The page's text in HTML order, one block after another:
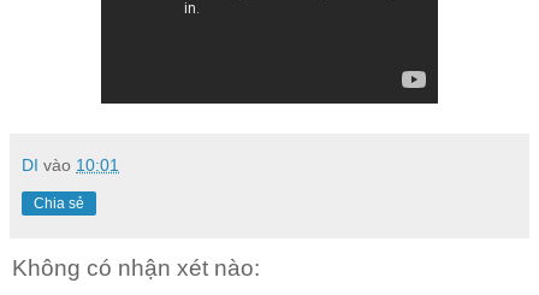
DI vào 10:01
Chia sẻ
Không có nhận xét nào: